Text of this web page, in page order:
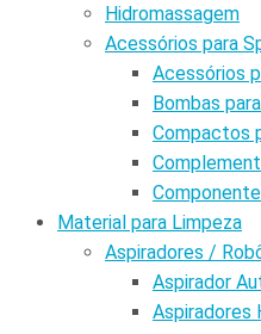
Hidromassagem
Acessórios para
Acessórios
Bombas
Compactos
Material para Limpeza
Aspiradores /
Aspirador
Aspiradores